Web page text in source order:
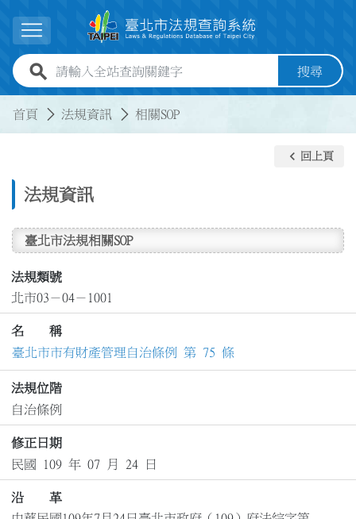
展開選單
全站查詢關鍵字欄位 搜尋
首頁 法規資訊 相關SOP
法規資訊
keyboard_arrow_left 回上頁
臺北市法規相關SOP
法規類號
北市03－04－1001
名 稱
臺北市市有財產管理自治條例 第 75 條
法規位階
自治條例
修正日期
民國 109 年 07 月 24 日
沿 革